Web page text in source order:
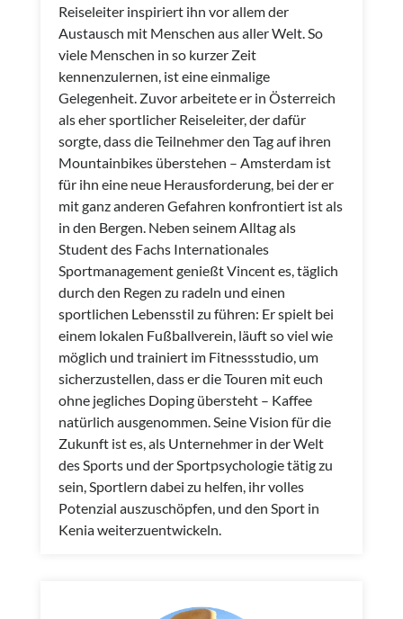
Reiseleiter inspiriert ihn vor allem der
Austausch mit Menschen aus aller Welt. So
viele Menschen in so kurzer Zeit
kennenzulernen, ist eine einmalige
Gelegenheit. Zuvor arbeitete er in Österreich
als eher sportlicher Reiseleiter, der dafür
sorgte, dass die Teilnehmer den Tag auf ihren
Mountainbikes überstehen – Amsterdam ist
für ihn eine neue Herausforderung, bei der er
mit ganz anderen Gefahren konfrontiert ist als
in den Bergen. Neben seinem Alltag als
Student des Fachs Internationales
Sportmanagement genießt Vincent es, täglich
durch den Regen zu radeln und einen
sportlichen Lebensstil zu führen: Er spielt bei
einem lokalen Fußballverein, läuft so viel wie
möglich und trainiert im Fitnessstudio, um
sicherzustellen, dass er die Touren mit euch
ohne jegliches Doping übersteht – Kaffee
natürlich ausgenommen. Seine Vision für die
Zukunft ist es, als Unternehmer in der Welt
des Sports und der Sportpsychologie tätig zu
sein, Sportlern dabei zu helfen, ihr volles
Potenzial auszuschöpfen, und den Sport in
Kenia weiterzuentwickeln.